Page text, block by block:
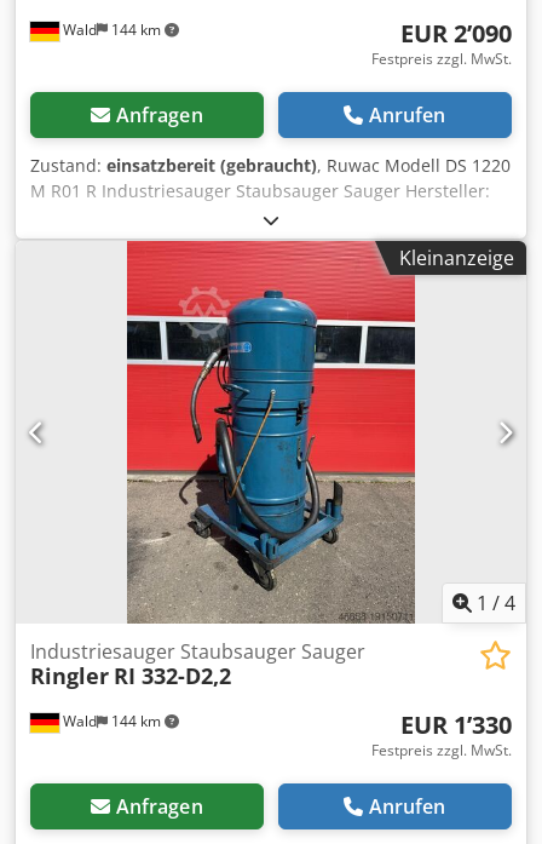
Wald 144 km EUR 2’090
Festpreis zzgl. MwSt.
Anfragen Anrufen
Zustand: einsatzbereit (gebraucht), Ruwac Modell DS 1220
M R01 R Industriesauger Staubsauger Sauger Hersteller:
Ruwac Typ: DS 1220 M / R01 R Gewicht: ca. 68 Kg 2,2 kW
Sie können gerne zu einer Besichtigung vorbeikommen.
Gerne können wir für Sie eine Kostengünstige Spedition
organisieren! Sie erhalten eine ordentliche Rechnung. Für
Ausländische Kunden kann auch eine Nettorechnung
erstellt werden. Vorraussetzung ist eine gültige
Ust.Indent.Nr. Zwischenverkauf vorbehalten. Besuchen Sie
unseren Shop und sehen Sie sich auch unsere weiteren
Angebote an. Angegebene Firmennamen und
Warenzeichen sind Eigentum Ihrer Inhaber und dienen
lediglich zur Identifikation und Beschreibung der Produkte.
Abweichungen von technischen Daten sowie Irrtümer in
der Beschreibung des Artikels können passieren und
bleiben vorbehalten. Crsdpjwiw Idofx Agkef
Kleinanzeige
1 /4
Wald 144 km
Industriesauger Staubsauger Sauger
Ringler RI 332-D2,2
EUR 1’330
Festpreis zzgl. MwSt.
Anfragen Anrufen